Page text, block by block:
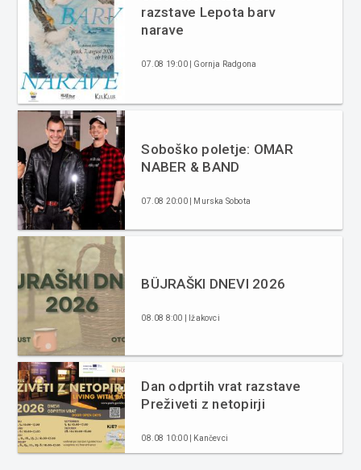
razstave Lepota barv
narave
07.08 19:00 | Gornja Radgona
Soboško poletje: OMAR
NABER & BAND
07.08 20:00 | Murska Sobota
BÜJRAŠKI DNEVI 2026
08.08 8:00 | Ižakovci
Dan odprtih vrat razstave
Preživeti z netopirji
08.08 10:00 | Kančevci